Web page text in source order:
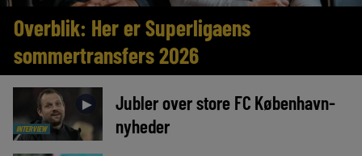
Overblik: Her er Superligaens
sommertransfers 2026
INTERVIEW
►
Jubler over store FC København-
nyheder